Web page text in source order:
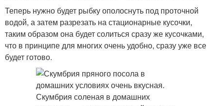
Теперь нужно будет рыбку ополоснуть под проточной
водой, а затем разрезать на стационарные кусочки,
таким образом она будет солиться сразу же кусочками,
что в принципе для многих очень удобно, сразу уже все
будет готово.